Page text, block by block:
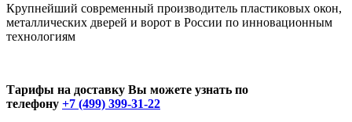
Крупнейший современный производитель пластиковых окон,
металлических дверей и ворот в России по инновационным
технологиям
Тарифы на доставку Вы можете узнать по
телефону +7 (499) 399‑31‑22